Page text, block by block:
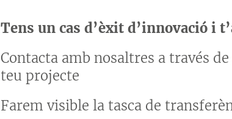
Tens un cas d’èxit d’innovació i
Contacta amb nosaltres a través
teu projecte
Farem visible la tasca de